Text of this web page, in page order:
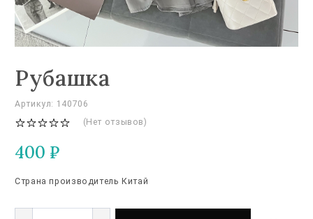
Рубашка
Артикул: 140706
(Нет отзывов)
400 ₽
Страна производитель Китай